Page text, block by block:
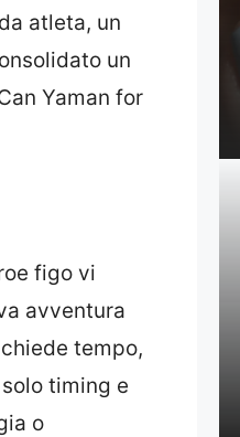
atleta, un
un
Yaman for
figo vi
avventura
tempo,
timing e
o